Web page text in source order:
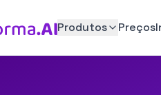
Produtos Preços